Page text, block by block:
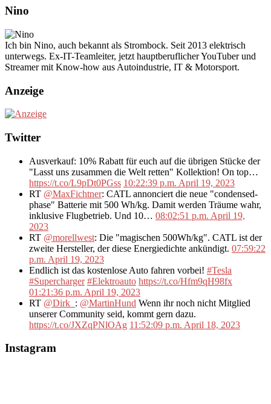
Nino
Ich bin Nino, auch bekannt als Strombock. Seit 2013 elektrisch
unterwegs. Ex-IT-Teamleiter, jetzt hauptberuflicher YouTuber und
Streamer mit Know-how aus Autoindustrie, IT & Motorsport.
Anzeige
Twitter
Ausverkauf: 10% Rabatt für euch auf die übrigen Stücke der
"Lasst uns zusammen die Welt retten" Kollektion! On top…
https://t.co/L9pDt0PGss 10:22:39 p.m. April 19, 2023
RT @MaxFichtner: CATL annonciert die neue "condensed-
phase" Batterie mit 500 Wh/kg. Damit werden Träume wahr,
inklusive Flugbetrieb. Und 10… 08:02:51 p.m. April 19,
2023
RT @morellwest: Die "magischen 500Wh/kg". CATL ist der
zweite Hersteller, der diese Energiedichte ankündigt. 07:59:22
p.m. April 19, 2023
Endlich ist das kostenlose Auto fahren vorbei! #Tesla
#Supercharger #Elektroauto https://t.co/Hfm9qH98fx
01:21:36 p.m. April 19, 2023
RT @Dirk_ : @MartinHund Wenn ihr noch nicht Mitglied
unserer Community seid, kommt gern dazu.
https://t.co/JXZqPNlOAg 11:52:09 p.m. April 18, 2023
Instagram